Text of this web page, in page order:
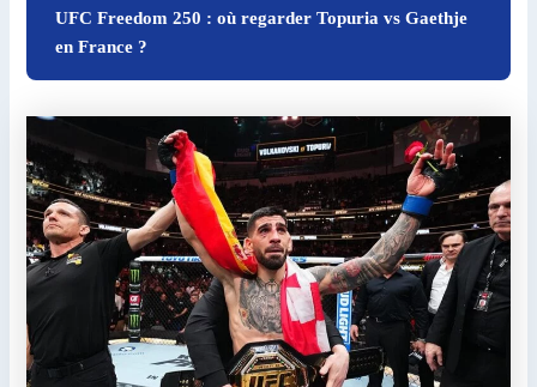
UFC Freedom 250 : où regarder Topuria vs Gaethje
en France ?